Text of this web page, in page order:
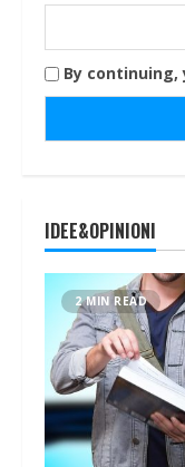
By
IDEE&OPINIONI
2 MIN READ